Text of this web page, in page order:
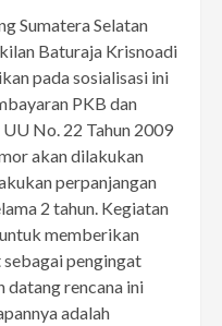
Sumatera Selatan
Baturaja Krisnoadi
pada sosialisasi ini
PKB dan
No. 22 Tahun 2009
akan dilakukan
perpanjangan
2 tahun. Kegiatan
memberikan
pengingat
datang rencana ini
adalah